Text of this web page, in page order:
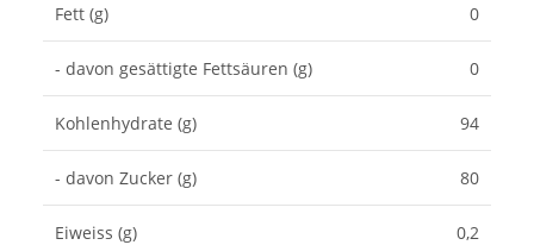
Fett (g) 0
- davon gesättigte Fettsäuren (g) 0
Kohlenhydrate (g) 94
- davon Zucker (g) 80
Eiweiss (g) 0,2